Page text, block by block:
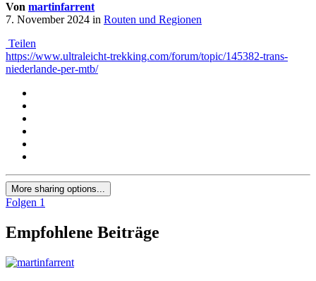
Von martinfarrent
7. November 2024 in Routen und Regionen
Teilen
https://www.ultraleicht-trekking.com/forum/topic/145382-trans-
niederlande-per-mtb/
More sharing options...
Folgen 1
Empfohlene Beiträge